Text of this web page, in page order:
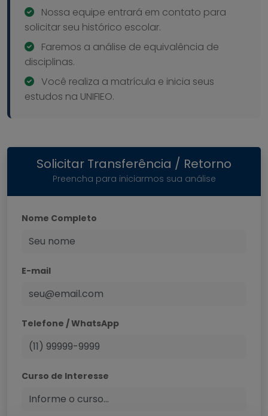
Nossa equipe entrará em contato para
solicitar seu histórico escolar.
Faremos a análise de equivalência de
disciplinas.
Você realiza a matrícula e inicia seus
estudos na UNIFIEO.
Solicitar Transferência / Retorno
Preencha para iniciarmos sua análise
Nome Completo
E-mail
Telefone / WhatsApp
Curso de Interesse